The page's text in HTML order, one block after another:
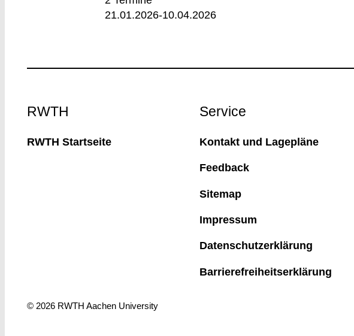
21.01.2026-10.04.2026
RWTH
RWTH Startseite
Service
Kontakt und Lagepläne
Feedback
Sitemap
Impressum
Datenschutzerklärung
Barrierefreiheitserklärung
© 2026 RWTH Aachen University